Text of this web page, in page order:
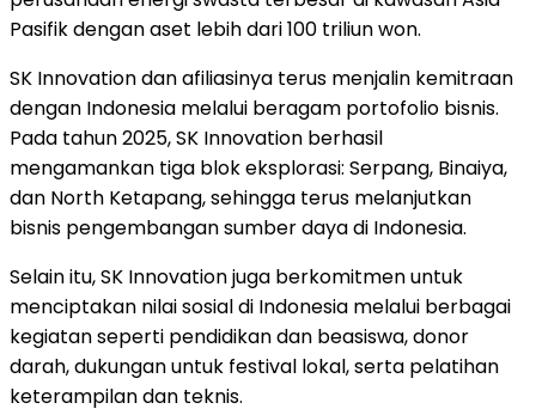
Pasifik dengan aset lebih dari 100 triliun won.
SK Innovation dan afiliasinya terus menjalin kemitraan
dengan Indonesia melalui beragam portofolio bisnis.
Pada tahun 2025, SK Innovation berhasil
mengamankan tiga blok eksplorasi: Serpang, Binaiya,
dan North Ketapang, sehingga terus melanjutkan
bisnis pengembangan sumber daya di Indonesia.
Selain itu, SK Innovation juga berkomitmen untuk
menciptakan nilai sosial di Indonesia melalui berbagai
kegiatan seperti pendidikan dan beasiswa, donor
darah, dukungan untuk festival lokal, serta pelatihan
keterampilan dan teknis.